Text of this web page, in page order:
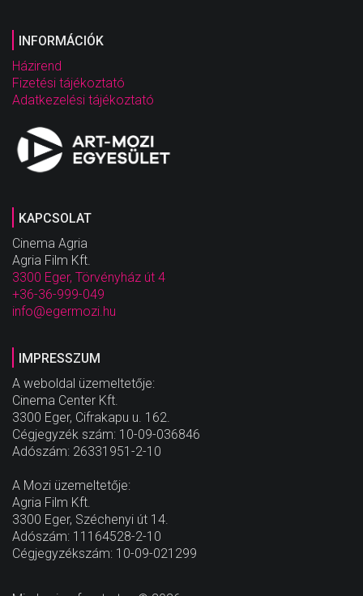
INFORMÁCIÓK
Házirend
Fizetési tájékoztató
Adatkezelési tájékoztató
KAPCSOLAT
Cinema Agria
Agria Film Kft.
3300 Eger, Törvényház út 4
+36-36-999-049
info@egermozi.hu
IMPRESSZUM
A weboldal üzemeltetője:
Cinema Center Kft.
3300 Eger, Cifrakapu u. 162.
Cégjegyzék szám: 10-09-036846
Adószám: 26331951-2-10
A Mozi üzemeltetője:
Agria Film Kft.
3300 Eger, Széchenyi út 14.
Adószám: 11164528-2-10
Cégjegyzékszám: 10-09-021299